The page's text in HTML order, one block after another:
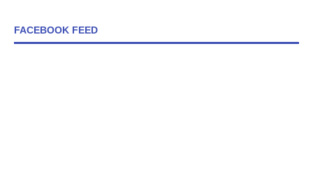
FACEBOOK FEED